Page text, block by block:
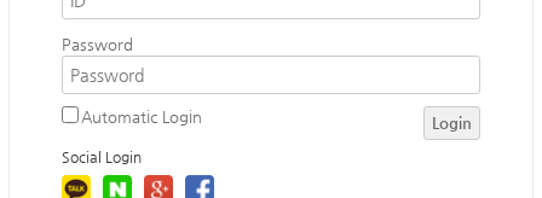
Password
Automatic Login Login
Social Login